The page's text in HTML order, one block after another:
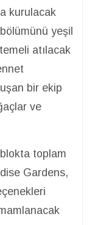
kurulacak
yeşil
atılacak
bir ekip
ve
blokta toplam
Gardens,